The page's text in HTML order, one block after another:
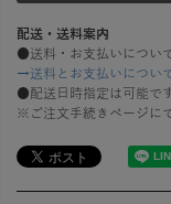
配送・送料案内
●送料・お支払いについ
→送料とお支払いについ
●配送日時指定は可能です
※ご注文手続きページに